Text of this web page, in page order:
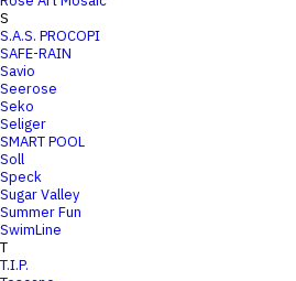
S
S.A.S. PROCOPI
SAFE-RAIN
Savio
Seerose
Seko
Seliger
SMART POOL
Soll
Speck
Sugar Valley
Summer Fun
SwimLine
T
T.I.P.